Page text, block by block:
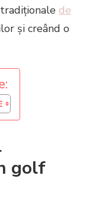
de
și creând o
golf